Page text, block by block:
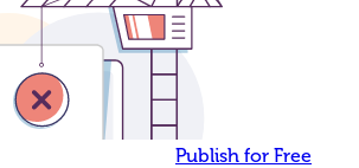
Publish for Free